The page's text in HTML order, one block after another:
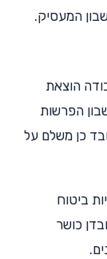
המעסיק.
הוצאת
הפרשות
כן משלם על
ביטוח
כושר